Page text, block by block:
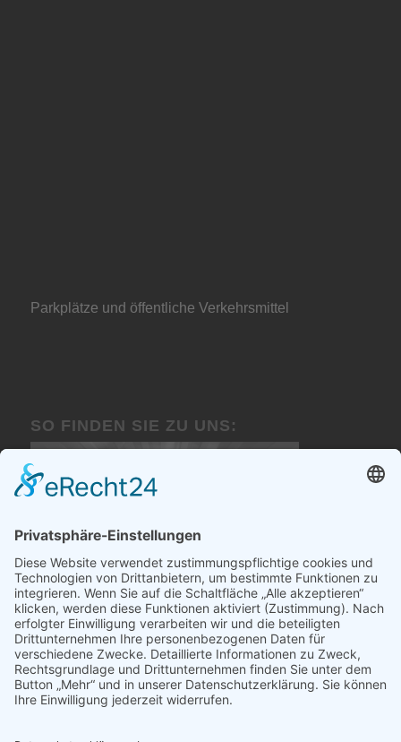
Parkplätze und öffentliche Verkehrsmittel
SO FINDEN SIE ZU UNS:
KLICK AUFS BILD ÖFFNET GOOGLE
MAPS